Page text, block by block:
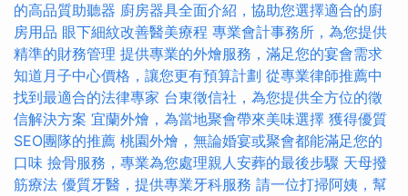
的高品質助聽器 廚房器具全面介紹，協助您選擇適合的廚
房用品 眼下細紋改善醫美療程 專業會計事務所，為您提供
精準的財務管理 提供專業的外燴服務，滿足您的宴會需求
知道月子中心價格，讓您更有預算計劃 從專業律師推薦中
找到最適合的法律專家 台東徵信社，為您提供全方位的徵
信解決方案 宜蘭外燴，為當地聚會帶來美味選擇 獲得優質
SEO團隊的推薦 桃園外燴，無論婚宴或聚會都能滿足您的
口味 撿骨服務，專業為您處理親人安葬的最後步驟 天母撥
筋療法 優質牙醫，提供專業牙科服務 請一位打掃阿姨，幫